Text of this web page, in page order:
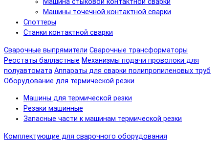
Машина стыковой контактной сварки
Машины точечной контактной сварки
Споттеры
Станки контактной сварки
Сварочные выпрямители Сварочные трансформаторы
Реостаты балластные Механизмы подачи проволоки для
полуавтомата Аппараты для сварки полипропиленовых труб
Оборудование для термической резки
Машины для термической резки
Резаки машинные
Запасные части к машинам термической резки
Комплектующие для сварочного оборудования